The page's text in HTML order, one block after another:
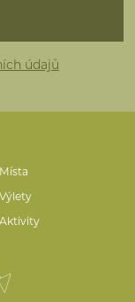
údajů
Místa
Výlety
Aktivity